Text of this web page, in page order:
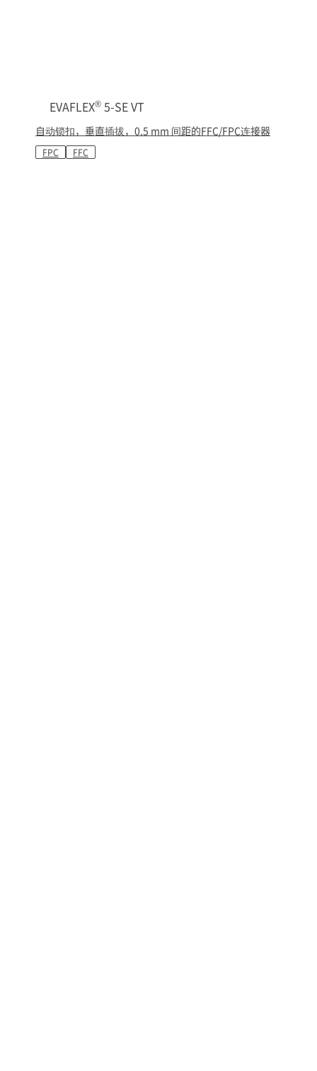
EVAFLEX® 5-SE VT
自动锁扣，垂直插拔，0.5 mm 间距的FFC/FPC连接器
FPC FFC